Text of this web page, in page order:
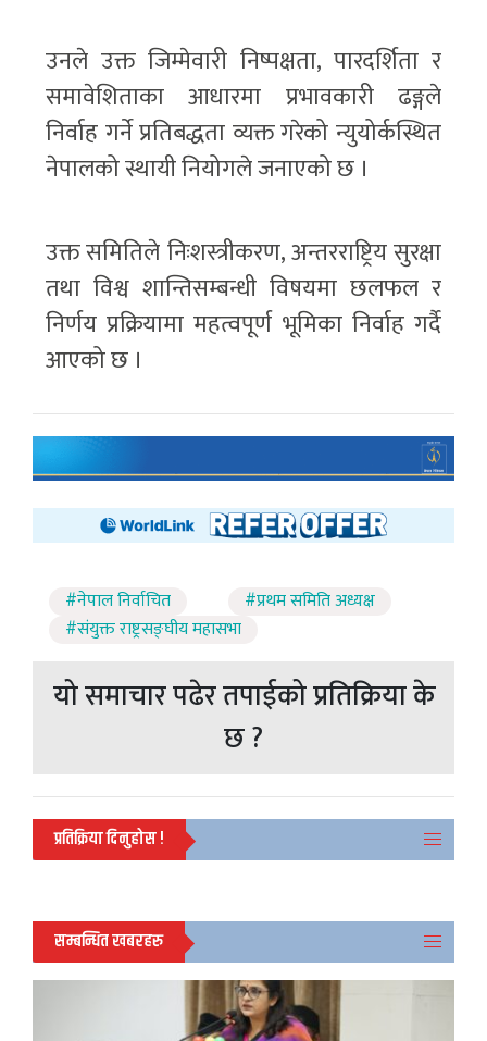
उनले उक्त जिम्मेवारी निष्पक्षता, पारदर्शिता र
समावेशिताका आधारमा प्रभावकारी ढङ्गले
निर्वाह गर्ने प्रतिबद्धता व्यक्त गरेको न्युयोर्कस्थित
नेपालको स्थायी नियोगले जनाएको छ ।
उक्त समितिले निःशस्त्रीकरण, अन्तरराष्ट्रिय सुरक्षा
तथा विश्व शान्तिसम्बन्धी विषयमा छलफल र
निर्णय प्रक्रियामा महत्वपूर्ण भूमिका निर्वाह गर्दै
आएको छ ।
#नेपाल निर्वाचित
#प्रथम समिति अध्यक्ष
#संयुक्त राष्ट्रसङ्घीय महासभा
यो समाचार पढेर तपाईको प्रतिक्रिया के
छ ?
प्रतिक्रिया दिनुहोस !
सम्बन्धित खबरहरु